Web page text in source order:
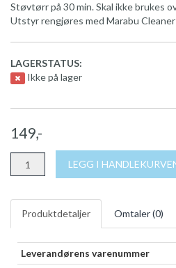
Støvtørr på 30 min. Skal ikke brukes
Utstyr rengjøres med Marabu
LAGERSTATUS:
Ikke på lager
149,-
LEGG I
Produktdetaljer Omtaler (0)
Leverandørens varenummer